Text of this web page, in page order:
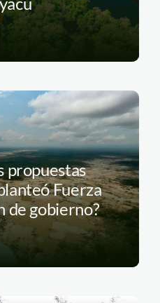
propuestas
Fuerza
de gobierno?